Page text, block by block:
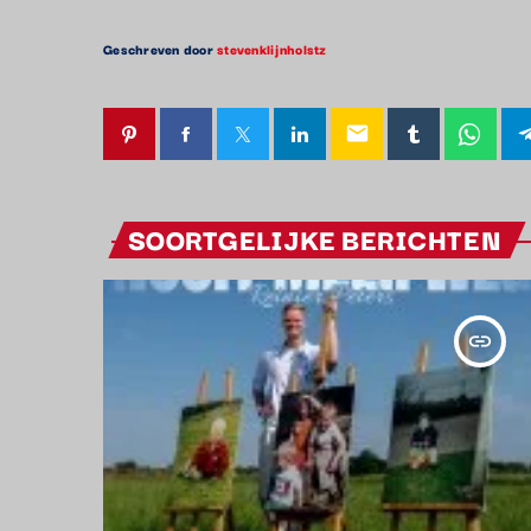
Geschreven doorstevenklijnholstz
email
SOORTGELIJKE BERICHTEN
insert_link